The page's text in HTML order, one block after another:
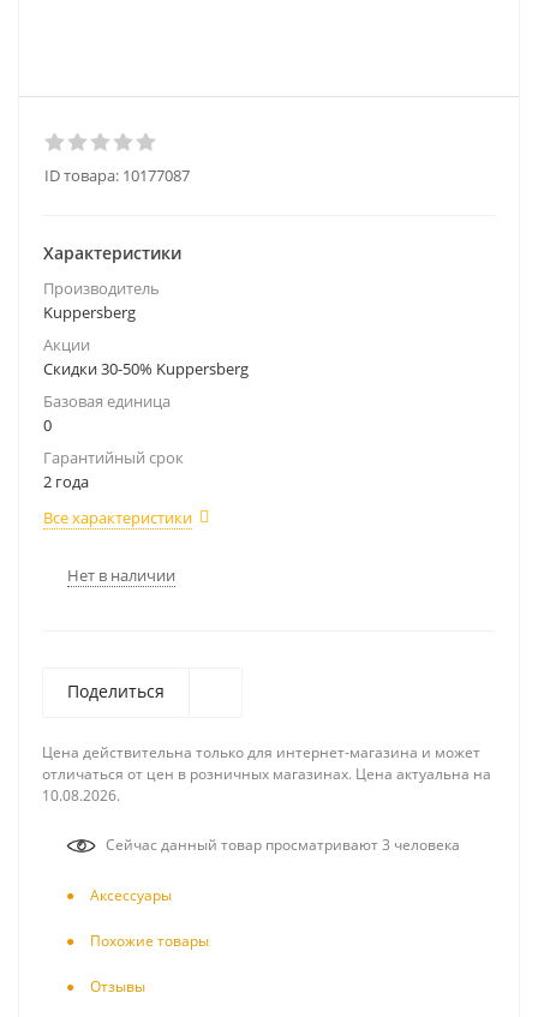
ID товара: 10177087
Характеристики
Производитель
Kuppersberg
Акции
Скидки 30-50% Kuppersberg
Базовая единица
0
Гарантийный срок
2 года
Все характеристики
Нет в наличии
Поделиться
Цена действительна только для интернет-магазина и может
отличаться от цен в розничных магазинах. Цена актуальна на
10.08.2026.
Сейчас данный товар просматривают 3 человека
Аксесcуары
Похожие товары
Отзывы